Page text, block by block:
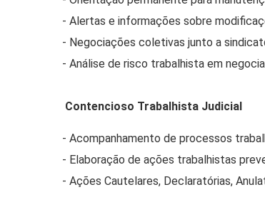
- Alertas e informações sobre
- Negociações coletivas junto a
- Análise de risco trabalhista em
Contencioso Trabalhista Judicial
- Acompanhamento de processos
- Elaboração de ações trabalhistas
- Ações Cautelares, Declaratórias,